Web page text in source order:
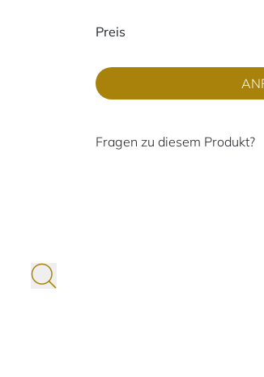
Preis
Fragen zu diesem Produkt?